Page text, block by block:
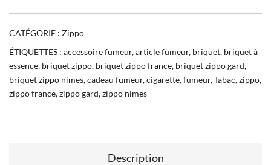
CATÉGORIE : Zippo
ÉTIQUETTES : accessoire fumeur,article fumeur, briquet, briquet à
essence, briquet zippo, briquet zippo france, briquet zippo gard,
briquet zippo nimes,cadeau fumeur,cigarette,fumeur,Tabac,zippo,
zippo france,zippo gard,zippo nimes
Description